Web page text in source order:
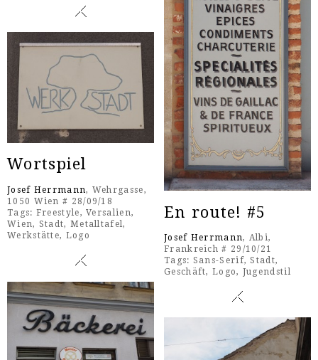
En route! #5
Josef Herrmann, Albi,
Frankreich # 29/10/21
Tags: Sans-Serif,Stadt,
Geschäft,Logo, Jugendstil
Wortspiel
Josef Herrmann, Wehrgasse,
1050 Wien # 28/09/18
Tags: Freestyle,Versalien,
Wien, Stadt, Metalltafel,
Werkstätte, Logo